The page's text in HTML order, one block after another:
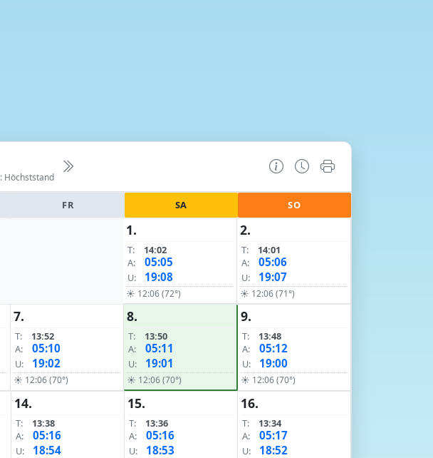
FR SA SO
1.
T:
14:02
A:
05:05
U: 19:08
☀ 12:06 (72°)
2.
T:
14:01
A:
05:06
U: 19:07
☀ 12:06 (71°)
7.
T:
13:52
A:
05:10
U: 19:02
☀ 12:06 (70°)
8.
T:
13:50
A:
05:11
U: 19:01
☀ 12:06 (70°)
9.
T:
13:48
A:
05:12
U: 19:00
☀ 12:06 (70°)
14.
T:
13:38
A:
05:16
U: 18:54
15.
T:
13:36
A:
05:16
U: 18:53
16.
T:
13:34
A:
05:17
U: 18:52